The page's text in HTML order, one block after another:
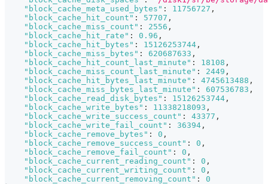
"block_cache_meta_used_bytes" : 11756727 ,
"block_cache_hit_count" : 57707 ,
"block_cache_miss_count" : 2556 ,
"block_cache_hit_rate" : 0.96 ,
"block_cache_hit_bytes" : 15126253744 ,
"block_cache_miss_bytes" : 620687633 ,
"block_cache_hit_count_last_minute" : 18108 ,
"block_cache_miss_count_last_minute" : 2449 ,
"block_cache_hit_bytes_last_minute" : 4745613488 ,
"block_cache_miss_bytes_last_minute" : 607536783 ,
"block_cache_read_disk_bytes" : 15126253744 ,
"block_cache_write_bytes" : 11338218093 ,
"block_cache_write_success_count" : 43377 ,
"block_cache_write_fail_count" : 36394 ,
"block_cache_remove_bytes" : 0 ,
"block_cache_remove_success_count" : 0 ,
"block_cache_remove_fail_count" : 0 ,
"block_cache_current_reading_count" : 0 ,
"block_cache_current_writing_count" : 0 ,
"block_cache_current_removing_count" :
0